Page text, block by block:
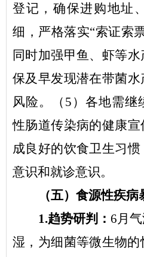
登记，确保进购地址
细，严格落实“索证索
同时加强甲鱼、虾等
保及早发现潜在带菌
风险。（ 5 ）各地需继
性肠道传染病的健康
成良好的饮食卫生习
意识和就诊意识。
（五）食源性疾病
1.趋势研判： 6月
湿，为细菌等微生物